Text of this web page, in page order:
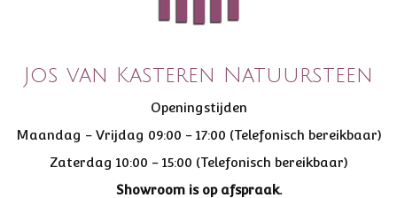
Jos van Kasteren Natuursteen
Openingstijden
Maandag - Vrijdag 09:00 - 17:00 (Telefonisch bereikbaar)
Zaterdag 10:00 - 15:00 (Telefonisch bereikbaar)
Showroom is op afspraak.